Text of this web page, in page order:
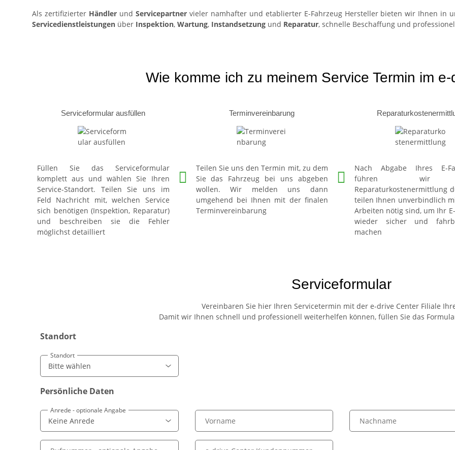
Als zertifizierter Händlerund Servicepartnervieler namhafter und etablierter E-Fahrzeug Hersteller bieten wir Ihnen in
Servicedienstleistungen über Inspektion, Wartung, Instandsetzung und Reparatur, schnelle Beschaffung und
Wie komme ich zu meinem Service Termin im
Serviceformular ausfüllen
Füllen Sie das Serviceformular
komplett aus und wählen Sie Ihren
Service-Standort. Teilen Sie uns im
Feld Nachricht mit, welchen Service
sich benötigen (Inspektion, Reparatur)
und beschreiben sie die Fehler
möglichst detailliert
Terminvereinbarung
Teilen Sie uns den Termin mit, zu dem
Sie das Fahrzeug bei uns abgeben
wollen. Wir melden uns dann
umgehend bei Ihnen mit der finalen
Terminvereinbarung
Nach Abgabe Ihres E-
führen wir
Reparaturkostenermittlung
teilen Ihnen unverbindlich
Arbeiten nötig sind, um Ihr
wieder sicher und
machen
Serviceformular
Vereinbaren Sie hier Ihren Servicetermin mit der e-drive Center Filiale
Damit wir Ihnen schnell und professionell weiterhelfen können, füllen Sie das
Standort
Standort
Persönliche Daten
Anrede - optionale Angabe
Vorname Nachname